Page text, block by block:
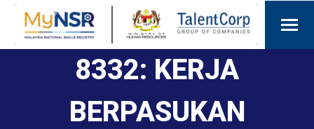
8332: KERJA
BERPASUKAN